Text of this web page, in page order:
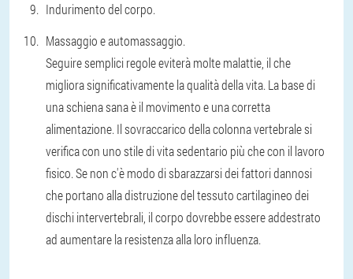
Indurimento del corpo.
Massaggio e automassaggio.
Seguire semplici regole eviterà molte malattie, il che
migliora significativamente la qualità della vita. La base di
una schiena sana è il movimento e una corretta
alimentazione. Il sovraccarico della colonna vertebrale si
verifica con uno stile di vita sedentario più che con il lavoro
fisico. Se non c'è modo di sbarazzarsi dei fattori dannosi
che portano alla distruzione del tessuto cartilagineo dei
dischi intervertebrali, il corpo dovrebbe essere addestrato
ad aumentare la resistenza alla loro influenza.